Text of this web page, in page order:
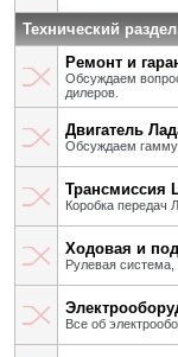
Технический
Ремонт и
Обсуждаем
дилеров.
Двигатель
Обсуждаем гамму
Трансмиссия
Коробка передач
Ходовая и
Рулевая система,
Все об